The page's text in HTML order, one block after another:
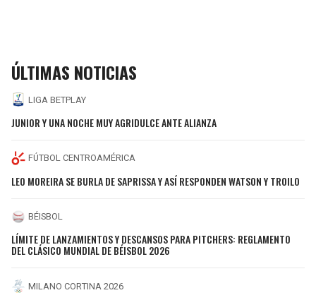
ÚLTIMAS NOTICIAS
LIGA BETPLAY
JUNIOR Y UNA NOCHE MUY AGRIDULCE ANTE ALIANZA
FÚTBOL CENTROAMÉRICA
LEO MOREIRA SE BURLA DE SAPRISSA Y ASÍ RESPONDEN WATSON Y TROILO
BÉISBOL
LÍMITE DE LANZAMIENTOS Y DESCANSOS PARA PITCHERS: REGLAMENTO
DEL CLÁSICO MUNDIAL DE BÉISBOL 2026
MILANO CORTINA 2026